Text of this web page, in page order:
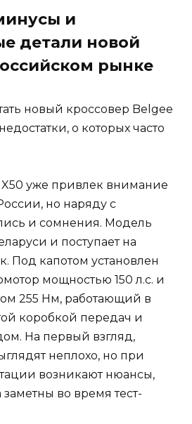
и
детали новой
рынке
новый кроссовер Belgee
о которых часто
X50 уже привлек внимание
но наряду с
и сомнения. Модель
и поступает на
Под капотом установлен
мощностью 150 л.с. и
255 Нм, работающий в
коробкой передач и
На первый взгляд,
неплохо, но при
возникают нюансы,
во время тест-